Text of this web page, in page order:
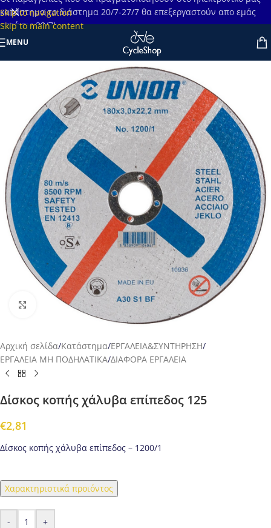
Skip to navigation
Skip to main content
κατάστημα το διάστημα 20/7-27/7 θα επεξεργαστούν απο εμάς
μετά τις 28/7!
MENU
Προβολή
Αρχική σελίδα/Κατάστημα/ΕΡΓΑΛΕΙΑ&ΣΥΝΤΗΡΗΣΗ/
ΕΡΓΑΛΕΙΑ ΜΗ ΠΟΔΗΛΑΤΙΚΑ/ΔΙΑΦΟΡΑ ΕΡΓΑΛΕΙΑ
Δίσκος κοπής χάλυβα επίπεδος 125
€2,81
Δίσκος κοπής χάλυβα επίπεδος – 1200/1
Χαρακτηριστικά προιόντος
- +